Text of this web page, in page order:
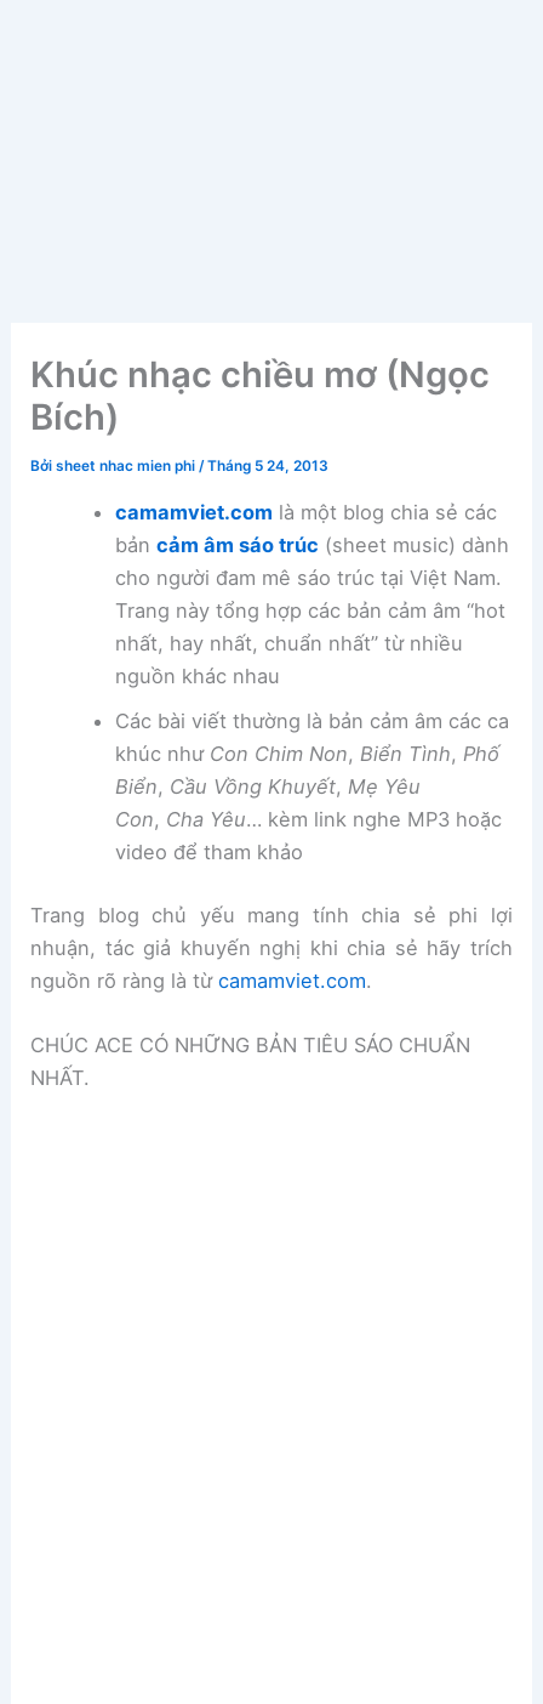
Khúc nhạc chiều mơ (Ngọc
Bích)
Bởisheet nhac mien phi/Tháng 5 24, 2013
camamviet.com là một blog chia sẻ các
bản cảm âm sáo trúc (sheet music) dành
cho người đam mê sáo trúc tại Việt Nam.
Trang này tổng hợp các bản cảm âm “hot
nhất, hay nhất, chuẩn nhất” từ nhiều
nguồn khác nhau
Các bài viết thường là bản cảm âm các ca
khúc như Con Chim Non, Biển Tình, Phố
Biển, Cầu Vồng Khuyết, Mẹ Yêu
Con, Cha Yêu… kèm link nghe MP3 hoặc
video để tham khảo
Trang blog chủ yếu mang tính chia sẻ phi lợi
nhuận, tác giả khuyến nghị khi chia sẻ hãy trích
nguồn rõ ràng là từcamamviet.com.
CHÚC ACE CÓ NHỮNG BẢN TIÊU SÁO CHUẨN
NHẤT.